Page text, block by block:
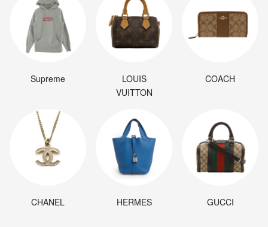
Supreme
LOUIS
VUITTON
COACH
CHANEL HERMES GUCCI